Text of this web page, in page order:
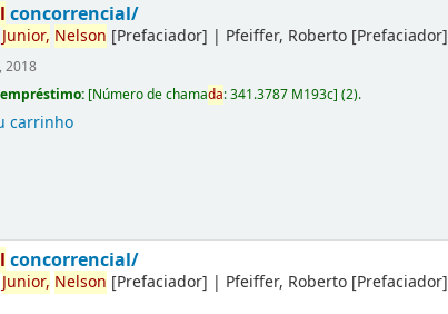
concorrencial/
Junior, Nelson [Prefaciador] | Pfeiffer, Roberto [Prefaciador]
2018
[Número de chamada:341.3787 M193c](2).
carrinho
concorrencial/
Junior, Nelson [Prefaciador] | Pfeiffer, Roberto [Prefaciador]